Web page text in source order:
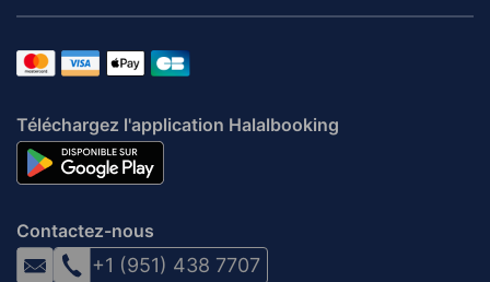
Téléchargez l'application Halalbooking
Contactez-nous
+1 (951) 438 7707